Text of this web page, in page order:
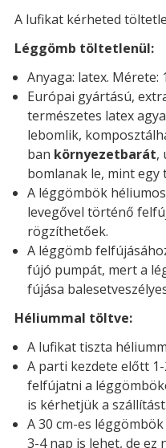
A lufikat kérheted
Léggömb töltetlenül:
Anyaga: latex. Mérete:
Európai gyártású,
természetes latex
lebomlik,
ban környezetbarát,
bomlanak le, mint egy
A léggömbök
levegővel történő
rögzíthetőek.
A léggömb
fújó pumpát, mert a
fújása
Héliummal töltve:
A lufikat tiszta
A parti kezdete előtt
felfújatni a
is kérhetjük a szállítást.
A 30 cm-es
3-4 nap is lehet, de